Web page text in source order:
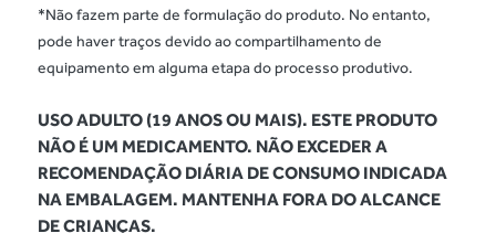
*Não fazem parte de formulação do produto. No entanto,
pode haver traços devido ao compartilhamento de
equipamento em alguma etapa do processo produtivo.
USO ADULTO (19 ANOS OU MAIS). ESTE PRODUTO
NÃO É UM MEDICAMENTO. NÃO EXCEDER A
RECOMENDAÇÃO DIÁRIA DE CONSUMO INDICADA
NA EMBALAGEM. MANTENHA FORA DO ALCANCE
DE CRIANÇAS.